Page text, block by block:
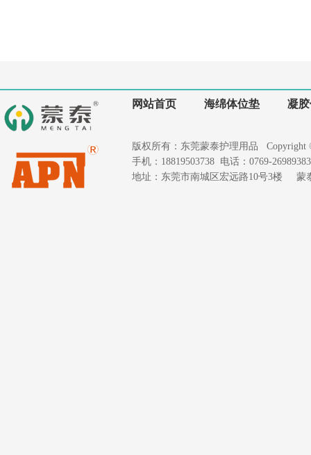
网站首页 海绵体位垫 凝
版权所有：东莞蒙泰护理用品 Copyright
手机：18819503738 电话：0769-
地址：东莞市南城区宏远路10号3楼